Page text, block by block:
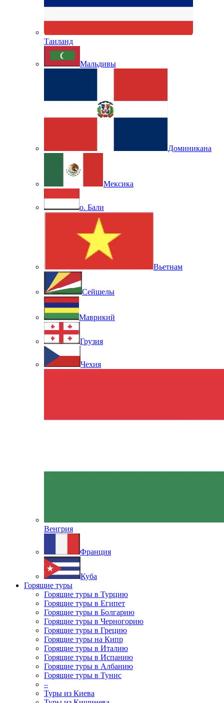
Таиланд
Мальдивы
Доминикана
Мексика
о. Бали
Вьетнам
Сейшелы
Маврикий
Грузия
Чехия
Венгрия
Франция
Куба
Горящие туры
Горящие туры в Турцию
Горящие туры в Египет
Горящие туры в Болгарию
Горящие туры в Черногорию
Горящие туры в Грецию
Горящие туры на Кипр
Горящие туры в Италию
Горящие туры в Испанию
Горящие туры в Албанию
Горящие туры в Тунис
–
Туры из Киева